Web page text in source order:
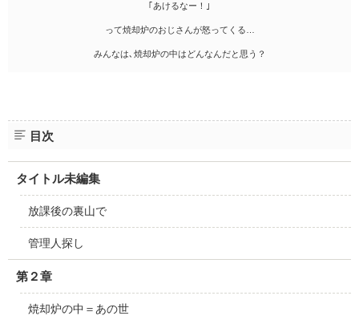
｢あけるなー！｣
って焼却炉のおじさんが怒ってくる…
みんなは､焼却炉の中はどんなんだと思う？
目次
タイトル未編集
放課後の裏山で
管理人探し
第２章
焼却炉の中＝あの世